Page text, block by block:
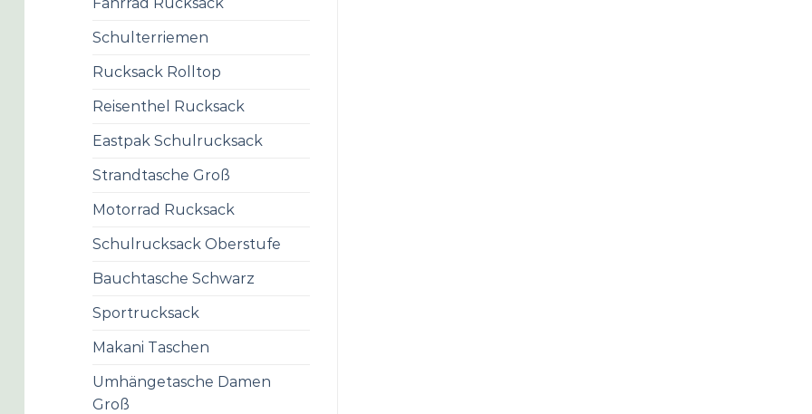
Schulterriemen
Rucksack Rolltop
Reisenthel Rucksack
Eastpak Schulrucksack
Strandtasche Groß
Motorrad Rucksack
Schulrucksack Oberstufe
Bauchtasche Schwarz
Sportrucksack
Makani Taschen
Umhängetasche Damen
Groß